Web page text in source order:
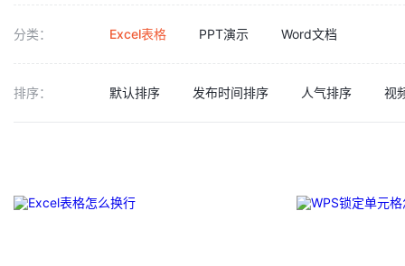
分类： Excel表格 PPT演示 Word文档
排序： 默认排序 发布时间排序 人气排序 视